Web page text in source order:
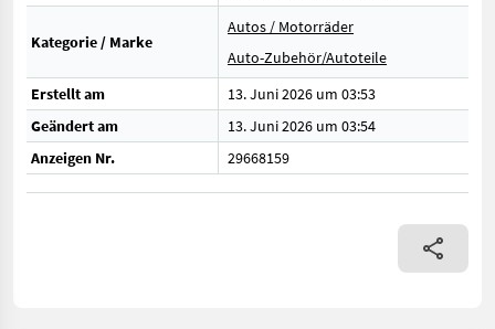
Kategorie / Marke
Autos / Motorräder
Auto-Zubehör/Autoteile
Erstellt am
13. Juni 2026 um 03:53
Geändert am
13. Juni 2026 um 03:54
Anzeigen Nr.
29668159